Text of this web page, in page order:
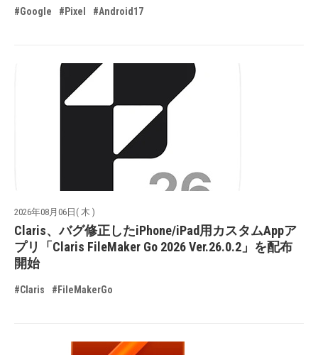
#Google #Pixel #Android17
2026年08月06日( 木 )
Claris、バグ修正したiPhone/iPad用カスタムAppア
プリ「Claris FileMaker Go 2026 Ver.26.0.2」を配布
開始
#Claris #FileMakerGo